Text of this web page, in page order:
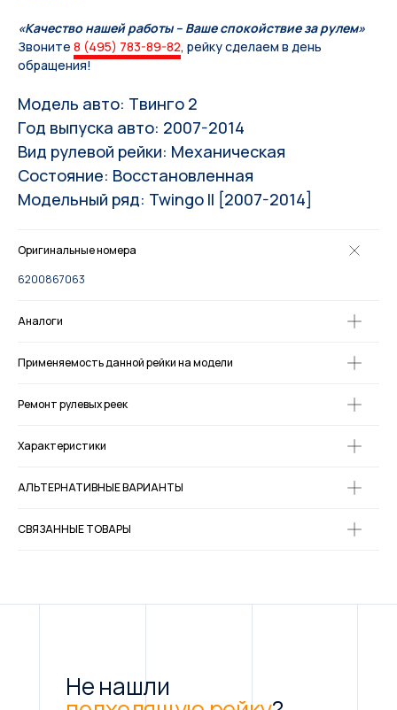
«Качество нашей работы – Ваше спокойствие за рулем»
Звоните 8 (495) 783-89-82, рейку сделаем в день
обращения!
Модель авто: Твинго 2
Год выпуска авто: 2007-2014
Вид рулевой рейки: Механическая
Состояние: Восстановленная
Модельный ряд: Twingo II [2007-2014]
Оригинальные номера
6200867063
Аналоги
Применяемость данной рейки на модели
Ремонт рулевых реек
Характеристики
АЛЬТЕРНАТИВНЫЕ ВАРИАНТЫ
СВЯЗАННЫЕ ТОВАРЫ
Не нашли